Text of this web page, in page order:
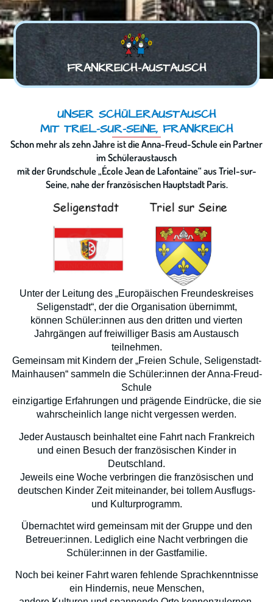
FRANKREICH-AUSTAUSCH
UNSER SCHÜLERAUSTAUSCH
MIT TRIEL-SUR-SEINE, FRANKREICH
Schon mehr als zehn Jahre ist die Anna-Freud-Schule ein Partner
im Schüleraustausch
mit der Grundschule „École Jean de Lafontaine“ aus Triel-sur-
Seine, nahe der französischen Hauptstadt Paris.
Unter der Leitung des „Europäischen Freundeskreises
Seligenstadt“, der die Organisation übernimmt,
können Schüler:innen aus den dritten und vierten
Jahrgängen auf freiwilliger Basis am Austausch
teilnehmen.
Gemeinsam mit Kindern der „Freien Schule, Seligenstadt-
Mainhausen“ sammeln die Schüler:innen der Anna-Freud-
Schule
einzigartige Erfahrungen und prägende Eindrücke, die sie
wahrscheinlich lange nicht vergessen werden.
Jeder Austausch beinhaltet eine Fahrt nach Frankreich
und einen Besuch der französischen Kinder in
Deutschland.
Jeweils eine Woche verbringen die französischen und
deutschen Kinder Zeit miteinander, bei tollem Ausflugs-
und Kulturprogramm.
Übernachtet wird gemeinsam mit der Gruppe und den
Betreuer:innen. Lediglich eine Nacht verbringen die
Schüler:innen in der Gastfamilie.
Noch bei keiner Fahrt waren fehlende Sprachkenntnisse
ein Hindernis, neue Menschen,